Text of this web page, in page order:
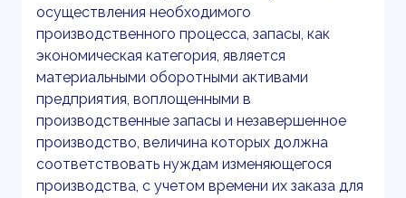
осуществления необходимого
производственного процесса, запасы, как
экономическая категория, является
материальными оборотными активами
предприятия, воплощенными в
производственные запасы и незавершенное
производство, величина которых должна
соответствовать нуждам изменяющегося
производства, с учетом времени их заказа для